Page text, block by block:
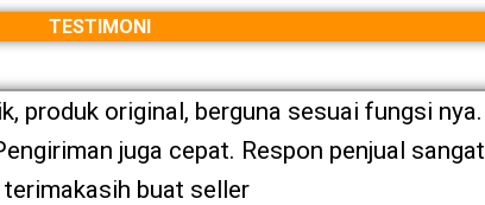
TESTIMONI
produk original, berguna sesuai fungsi nya.
juga cepat. Respon penjual sangat
terimakasih buat seller